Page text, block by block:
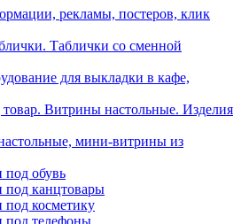
рекламы, постеров, клик
Таблички со сменной
для выкладки в кафе,
Витрины настольные. Изделия
мини-витрины из
под обувь
под канцтовары
под косметику
под телефоны